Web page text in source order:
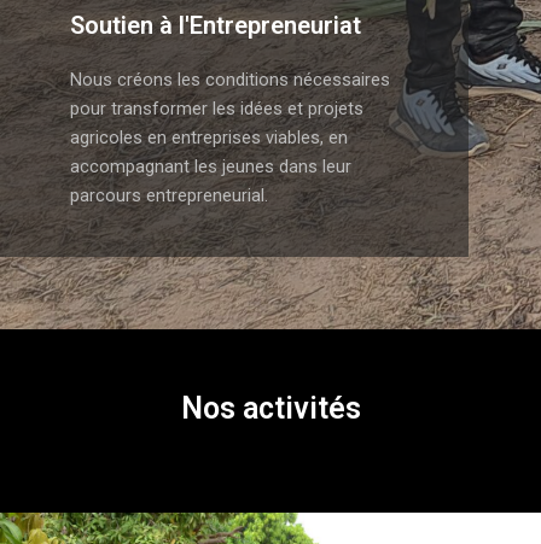
Soutien à l'Entrepreneuriat
Nous créons les conditions nécessaires
pour transformer les idées et projets
agricoles en entreprises viables, en
accompagnant les jeunes dans leur
parcours entrepreneurial.
Nos activités